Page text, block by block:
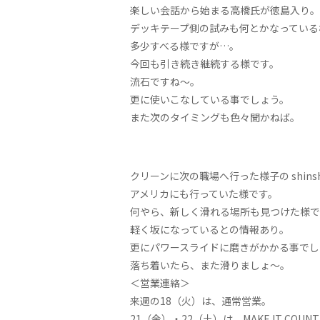
楽しい会話から始まる高橋氏が徳島入り。
デッキテープ側の試みも何とかなっている
多少すべる様ですが…。
今回も引き続き継続する様です。
流石ですね〜。
更に使いこなしている事でしょう。
また次のタイミングも色々聞かねば。
クリーンに次の職場へ行った様子の
アメリカにも行っていた様です。
何やら、新しく滑れる場所も見つけた様
軽く坂になっているとの情報あり。
更にパワースライドに磨きがかかる事でし
落ち着いたら、また滑りましょ〜。
＜営業連絡＞
来週の18（火）は、通常営業。